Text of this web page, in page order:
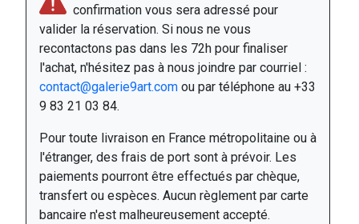
confirmation vous sera adressé pour
valider la réservation. Si nous ne vous
recontactons pas dans les 72h pour finaliser
l'achat, n'hésitez pas à nous joindre par courriel :
contact@galerie9art.com ou par téléphone au +33
9 83 21 03 84.
Pour toute livraison en France métropolitaine ou à
l'étranger, des frais de port sont à prévoir. Les
paiements pourront être effectués par chèque,
transfert ou espèces. Aucun règlement par carte
bancaire n'est malheureusement accepté.